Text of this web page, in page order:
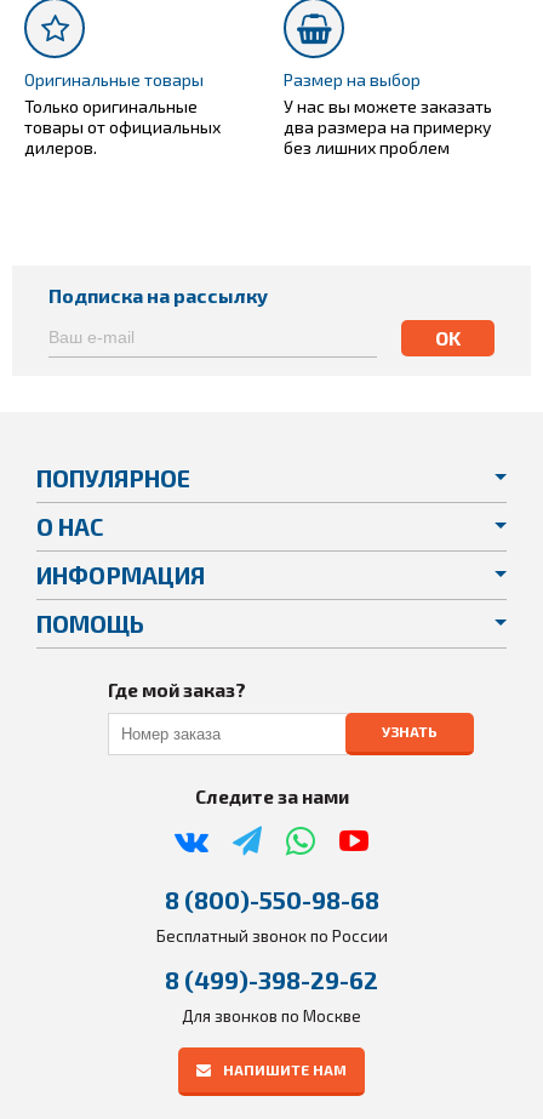
Оригинальные товары
Только оригинальные
товары от официальных
дилеров.
Размер на выбор
У нас вы можете заказать
два размера на примерку
без лишних проблем
Подписка на рассылку
ПОПУЛЯРНОЕ
О НАС
ИНФОРМАЦИЯ
ПОМОЩЬ
Где мой заказ?
УЗНАТЬ
Следите за нами
8 (800)-550-98-68
Бесплатный звонок по России
8 (499)-398-29-62
Для звонков по Москве
НАПИШИТЕ НАМ